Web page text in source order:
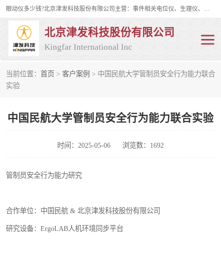
眼动仪多少钱?北京津发科技股份有限公司主营：事件相关电位仪、生理仪、肌电仪、脑电仪、皮电仪、眼动仪；是国家级高新技术企业、科技部认定的科技型中小企业和中关村高新技术企业，具备保密资格，具备自主进出口经营权；自主研发技术、产品与服务荣获多项省部级科学技术奖励、国家发明专利、国家软件著作权和省部级新技术新产品（服务）认证。
北京津发科技股份有限公司
Kingfar International Inc
当前位置： 首页 > 客户案例 > 中国民航大学管制员安全行为能力联合
实验
中国民航大学管制员安全行为能力联合实验
时间：2025-05-06 浏览数：1692
管制员安全行为能力研究
合作单位：中国民航 & 北京津发科技股份有限公司
研究设备：ErgoLAB人机环境同步平台
皮电仪
肌电仪 生理仪
情绪与生理记录
神经营销与消费行为实验
室
车俩与驾驶模拟
人机环境同步云平台 人因测评专家系统